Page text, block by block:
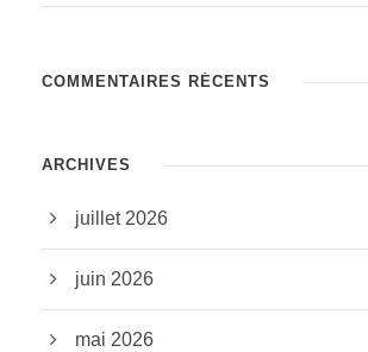
COMMENTAIRES RÉCENTS
ARCHIVES
juillet 2026
juin 2026
mai 2026